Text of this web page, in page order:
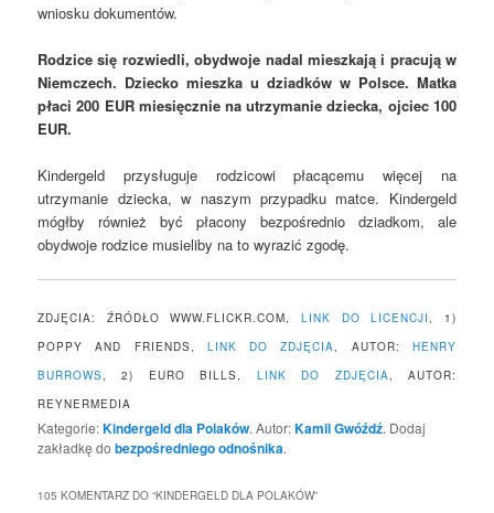
wniosku dokumentów.
Rodzice się rozwiedli, obydwoje nadal mieszkają i pracują w
Niemczech. Dziecko mieszka u dziadków w Polsce. Matka
płaci 200 EUR miesięcznie na utrzymanie dziecka, ojciec 100
EUR.
Kindergeld przysługuje rodzicowi płacącemu więcej na
utrzymanie dziecka, w naszym przypadku matce. Kindergeld
mógłby również być płacony bezpośrednio dziadkom, ale
obydwoje rodzice musieliby na to wyrazić zgodę.
ZDJĘCIA: ŹRÓDŁO WWW.FLICKR.COM, LINK DO LICENCJI, 1)
POPPY AND FRIENDS, LINK DO ZDJĘCIA, AUTOR: HENRY
BURROWS, 2) EURO BILLS, LINK DO ZDJĘCIA, AUTOR:
REYNERMEDIA
Kategorie:Kindergeld dla Polaków. Autor:Kamil Gwóźdź. Dodaj
zakładkę dobezpośredniego odnośnika.
105 KOMENTARZ DO “KINDERGELD DLA POLAKÓW”